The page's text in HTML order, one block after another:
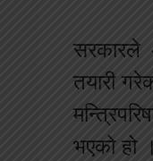
सरकारले
तयारी
भएको हो ।